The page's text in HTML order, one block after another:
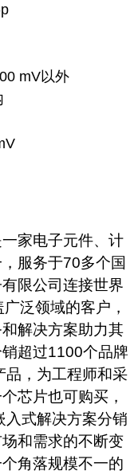
mV以外
家电子元件、计
服务于70多个国
限公司连接世界
泛领域的客户，
解决方案助力其
超过1100个品牌
品，为工程师和采
芯片也可购买，
入式解决方案分销
和需求的不断变
角落规模不一的